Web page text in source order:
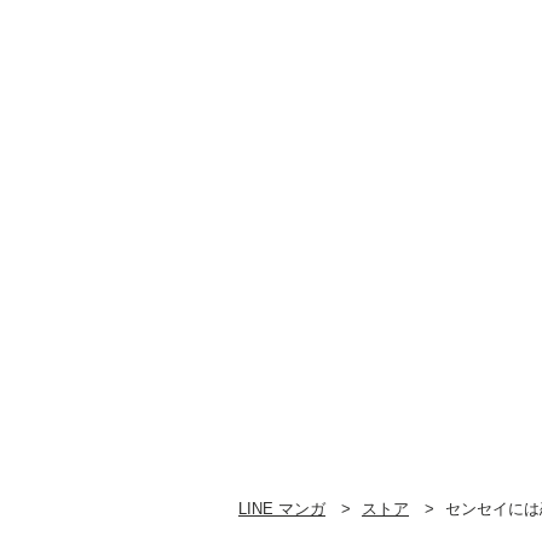
LINE マンガ ストア センセイに